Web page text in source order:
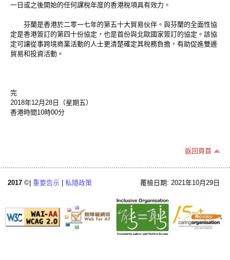
一日或之後開始的任何課稅年度的香港稅項具有效力。
芬蘭是香港於二零一七年的第五十大貿易伙伴。與芬蘭的全面性協
定是香港簽訂的第四十份協定，也是首份與北歐國家簽訂的協定。該協
定可讓從事跨境商業活動的人士更清楚確定其稅務負擔，有助促進雙邊
貿易和投資活動。
完
2018年12月28日（星期五）
香港時間10時00分
返回頁首
2017 ©| 重要告示 私隱政策 覆檢日期: 2021年10月29日